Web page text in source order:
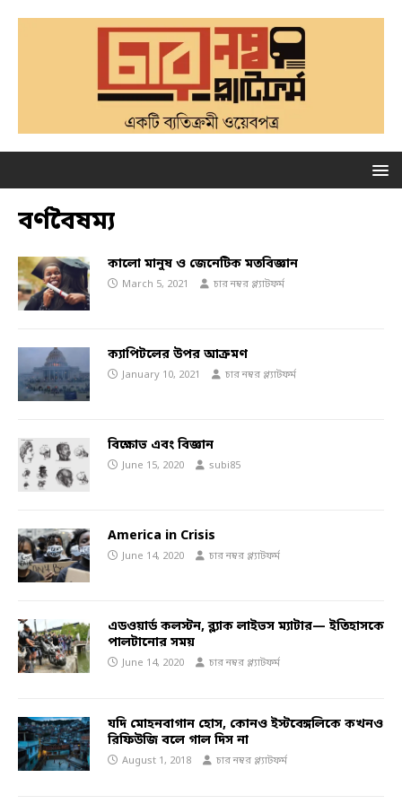
বর্ণবৈষম্য
কালো মানুষ ও জেনেটিক মতবিজ্ঞান
March 5, 2021 চার নম্বর প্ল্যাটফর্ম
ক্যাপিটলের উপর আক্রমণ
January 10, 2021 চার নম্বর প্ল্যাটফর্ম
বিক্ষোভ এবং বিজ্ঞান
June 15, 2020 subi85
America in Crisis
June 14, 2020 চার নম্বর প্ল্যাটফর্ম
এডওয়ার্ড কলস্টন, ব্ল্যাক লাইভস ম্যাটার— ইতিহাসকে
পালটানোর সময়
June 14, 2020 চার নম্বর প্ল্যাটফর্ম
যদি মোহনবাগান হোস, কোনও ইস্টবেঙ্গলিকে কখনও
রিফিউজি বলে গাল দিস না
August 1, 2018 চার নম্বর প্ল্যাটফর্ম